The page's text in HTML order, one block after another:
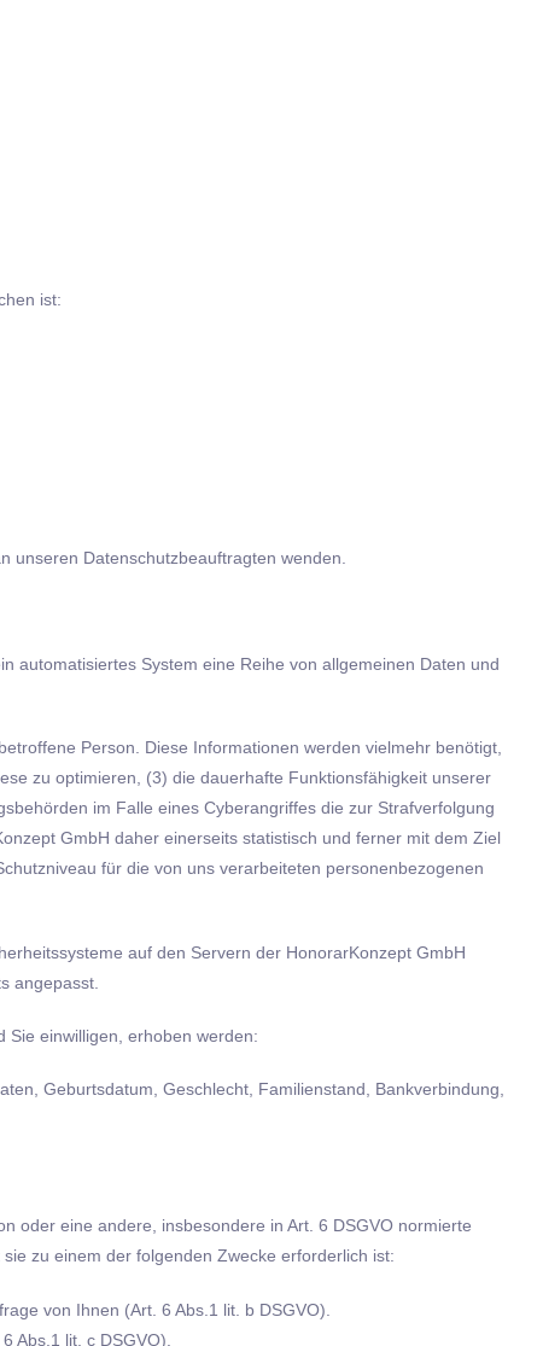
ist:
unseren Datenschutzbeauftragten wenden.
automatisiertes System eine Reihe von allgemeinen Daten und
Person. Diese Informationen werden vielmehr benötigt,
zu optimieren, (3) die dauerhafte Funktionsfähigkeit unserer
im Falle eines Cyberangriffes die zur Strafverfolgung
GmbH daher einerseits statistisch und ferner mit dem Ziel
für die von uns verarbeiteten personenbezogenen
auf den Servern der HonorarKonzept GmbH
angepasst.
Sie einwilligen, erhoben werden:
Geburtsdatum, Geschlecht, Familienstand, Bankverbindung,
oder eine andere, insbesondere in Art. 6 DSGVO normierte
zu einem der folgenden Zwecke erforderlich ist:
von Ihnen (Art. 6 Abs.1 lit. b DSGVO).
Abs.1 lit. c DSGVO).